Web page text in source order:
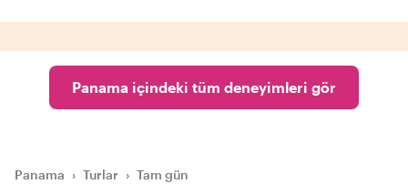
Panama içindeki tüm deneyimleri gör
Panama › Turlar › Tam gün